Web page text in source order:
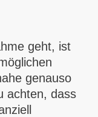
geht, ist
genauso
achten, dass